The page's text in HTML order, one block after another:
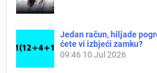
Jedan račun, hiljade
ćete vi izbjeći zamku?
09:46 10 Jul 2026